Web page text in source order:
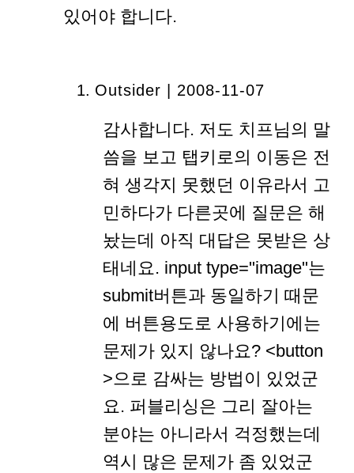
있어야 합니다.
Outsider | 2008-11-07
감사합니다. 저도 치프님의 말
씀을 보고 탭키로의 이동은 전
혀 생각지 못했던 이유라서 고
민하다가 다른곳에 질문은 해
놨는데 아직 대답은 못받은 상
태네요. input type="image"는
submit버튼과 동일하기 때문
에 버튼용도로 사용하기에는
문제가 있지 않나요? <button
>으로 감싸는 방법이 있었군
요. 퍼블리싱은 그리 잘아는
분야는 아니라서 걱정했는데
역시 많은 문제가 좀 있었군